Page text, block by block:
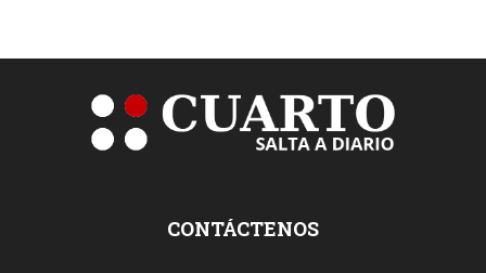
CONTÁCTENOS